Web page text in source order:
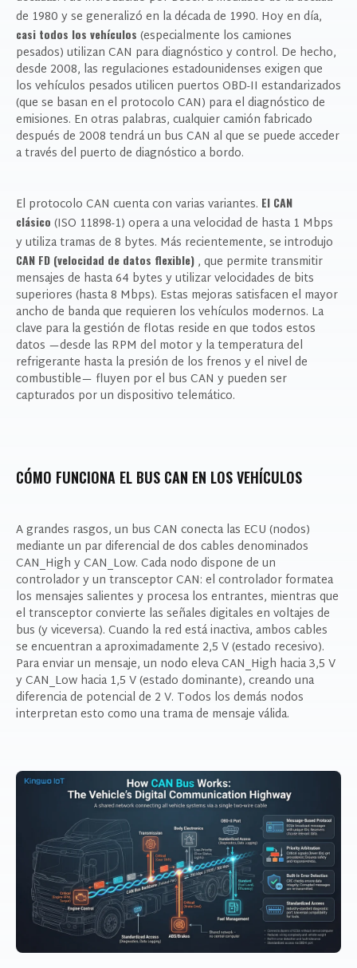
de 1980 y se generalizó en la década de 1990. Hoy en día,
casi todos los vehículos (especialmente los camiones
pesados) utilizan CAN para diagnóstico y control. De hecho,
desde 2008, las regulaciones estadounidenses exigen que
los vehículos pesados ​​utilicen puertos OBD-II estandarizados
(que se basan en el protocolo CAN) para el diagnóstico de
emisiones. En otras palabras, cualquier camión fabricado
después de 2008 tendrá un bus CAN al que se puede acceder
a través del puerto de diagnóstico a bordo.
El protocolo CAN cuenta con varias variantes. El CAN
clásico (ISO 11898-1) opera a una velocidad de hasta 1 Mbps
y utiliza tramas de 8 bytes. Más recientemente, se introdujo
CAN FD (velocidad de datos flexible) , que permite transmitir
mensajes de hasta 64 bytes y utilizar velocidades de bits
superiores (hasta 8 Mbps). Estas mejoras satisfacen el mayor
ancho de banda que requieren los vehículos modernos. La
clave para la gestión de flotas reside en que todos estos
datos —desde las RPM del motor y la temperatura del
refrigerante hasta la presión de los frenos y el nivel de
combustible— fluyen por el bus CAN y pueden ser
capturados por un dispositivo telemático.
CÓMO FUNCIONA EL BUS CAN EN LOS VEHÍCULOS
A grandes rasgos, un bus CAN conecta las ECU (nodos)
mediante un par diferencial de dos cables denominados
CAN_High y CAN_Low. Cada nodo dispone de un
controlador y un transceptor CAN: el controlador formatea
los mensajes salientes y procesa los entrantes, mientras que
el transceptor convierte las señales digitales en voltajes de
bus (y viceversa). Cuando la red está inactiva, ambos cables
se encuentran a aproximadamente 2,5 V (estado recesivo).
Para enviar un mensaje, un nodo eleva CAN_High hacia 3,5 V
y CAN_Low hacia 1,5 V (estado dominante), creando una
diferencia de potencial de 2 V. Todos los demás nodos
interpretan esto como una trama de mensaje válida.